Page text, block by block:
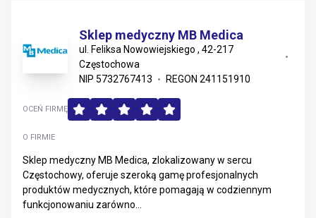
Sklep medyczny MB Medica
ul. Feliksa Nowowiejskiego , 42-217
Częstochowa
NIP 5732767413
REGON 241151910
O FIRMIE
Sklep medyczny MB Medica, zlokalizowany w sercu
Częstochowy, oferuje szeroką gamę profesjonalnych
produktów medycznych, które pomagają w codziennym
funkcjonowaniu zarówno...
OCEŃ FIRMĘ